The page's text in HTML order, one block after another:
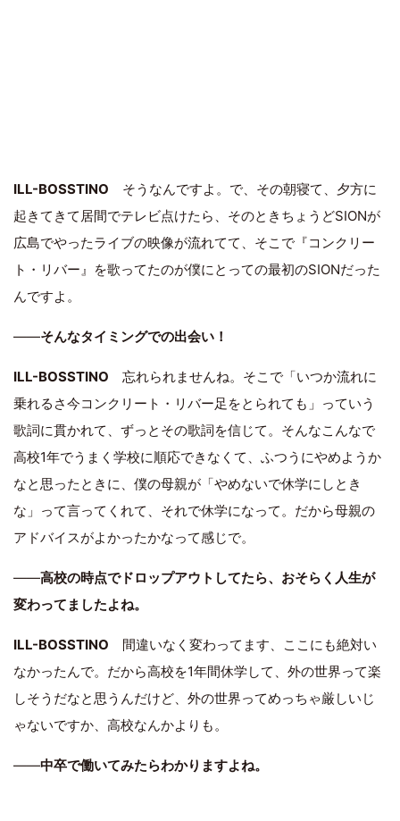
ILL-BOSSTINO そうなんですよ。で、その朝寝て、夕方に
起きてきて居間でテレビ点けたら、そのときちょうどSIONが
広島でやったライブの映像が流れてて、そこで『コンクリー
ト・リバー』を歌ってたのが僕にとっての最初のSIONだった
んですよ。
――そんなタイミングでの出会い！
ILL-BOSSTINO 忘れられませんね。そこで「いつか流れに
乗れるさ今コンクリート・リバー足をとられても」っていう
歌詞に貫かれて、ずっとその歌詞を信じて。そんなこんなで
高校1年でうまく学校に順応できなくて、ふつうにやめようか
なと思ったときに、僕の母親が「やめないで休学にしとき
な」って言ってくれて、それで休学になって。だから母親の
アドバイスがよかったかなって感じで。
――高校の時点でドロップアウトしてたら、おそらく人生が
変わってましたよね。
ILL-BOSSTINO 間違いなく変わってます、ここにも絶対い
なかったんで。だから高校を1年間休学して、外の世界って楽
しそうだなと思うんだけど、外の世界ってめっちゃ厳しいじ
ゃないですか、高校なんかよりも。
――中卒で働いてみたらわかりますよね。